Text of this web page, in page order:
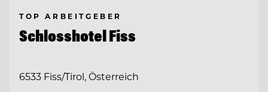
TOP ARBEITGEBER
Schlosshotel Fiss
6533 Fiss/Tirol, Österreich